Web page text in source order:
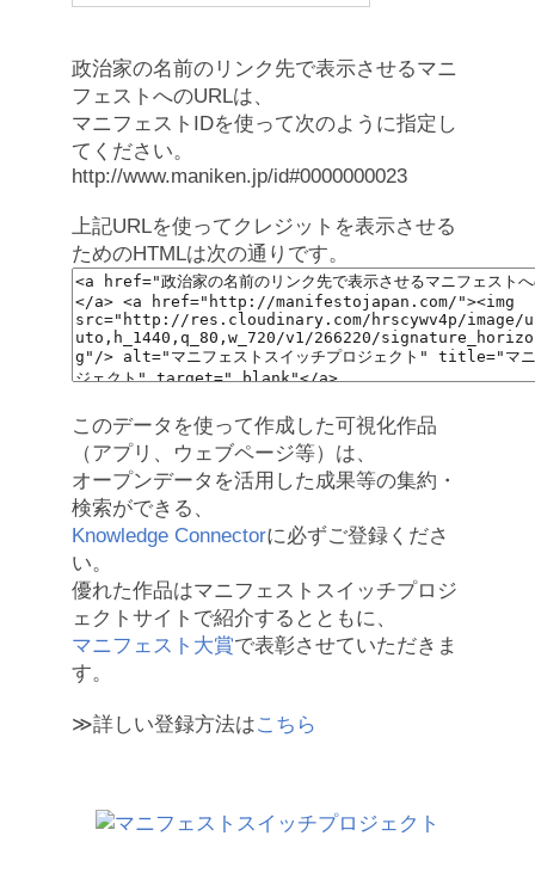
政治家の名前のリンク先で表示させるマニ
フェストへのURLは、
マニフェストIDを使って次のように指定し
てください。
http://www.maniken.jp/id#0000000023
上記URLを使ってクレジットを表示させる
ためのHTMLは次の通りです。
このデータを使って作成した可視化作品
（アプリ、ウェブページ等）は、
オープンデータを活用した成果等の集約・
検索ができる、
Knowledge Connectorに必ずご登録くださ
い。
優れた作品はマニフェストスイッチプロジ
ェクトサイトで紹介するとともに、
マニフェスト大賞で表彰させていただきま
す。
≫詳しい登録方法はこちら